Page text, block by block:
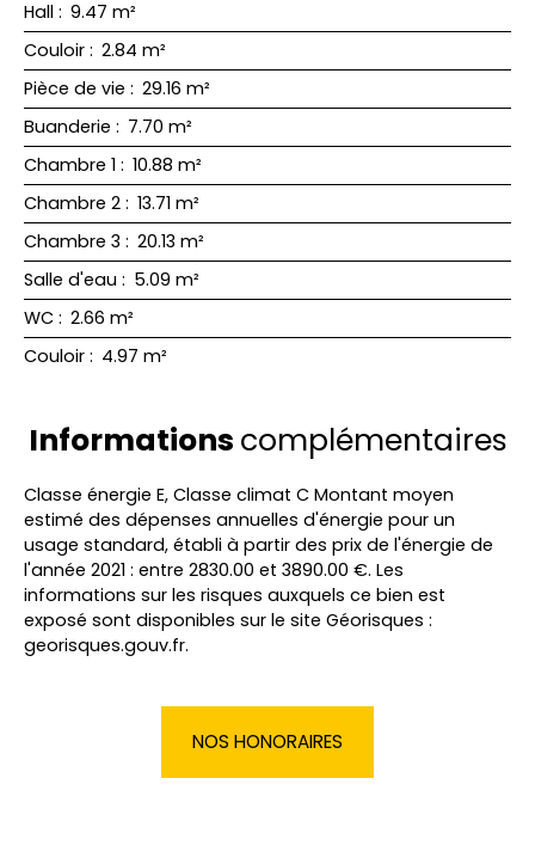
Hall : 9.47 m²
Couloir : 2.84 m²
Pièce de vie : 29.16 m²
Buanderie : 7.70 m²
Chambre 1 : 10.88 m²
Chambre 2 : 13.71 m²
Chambre 3 : 20.13 m²
Salle d'eau : 5.09 m²
WC : 2.66 m²
Couloir : 4.97 m²
Informations complémentaires
Classe énergie E, Classe climat C Montant moyen
estimé des dépenses annuelles d'énergie pour un
usage standard, établi à partir des prix de l'énergie de
l'année 2021 : entre 2830.00 et 3890.00 €. Les
informations sur les risques auxquels ce bien est
exposé sont disponibles sur le site Géorisques :
georisques.gouv.fr.
NOS HONORAIRES